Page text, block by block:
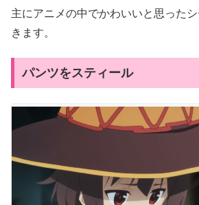
主にアニメの中でかわいいと思った
きます。
パンツをスティール